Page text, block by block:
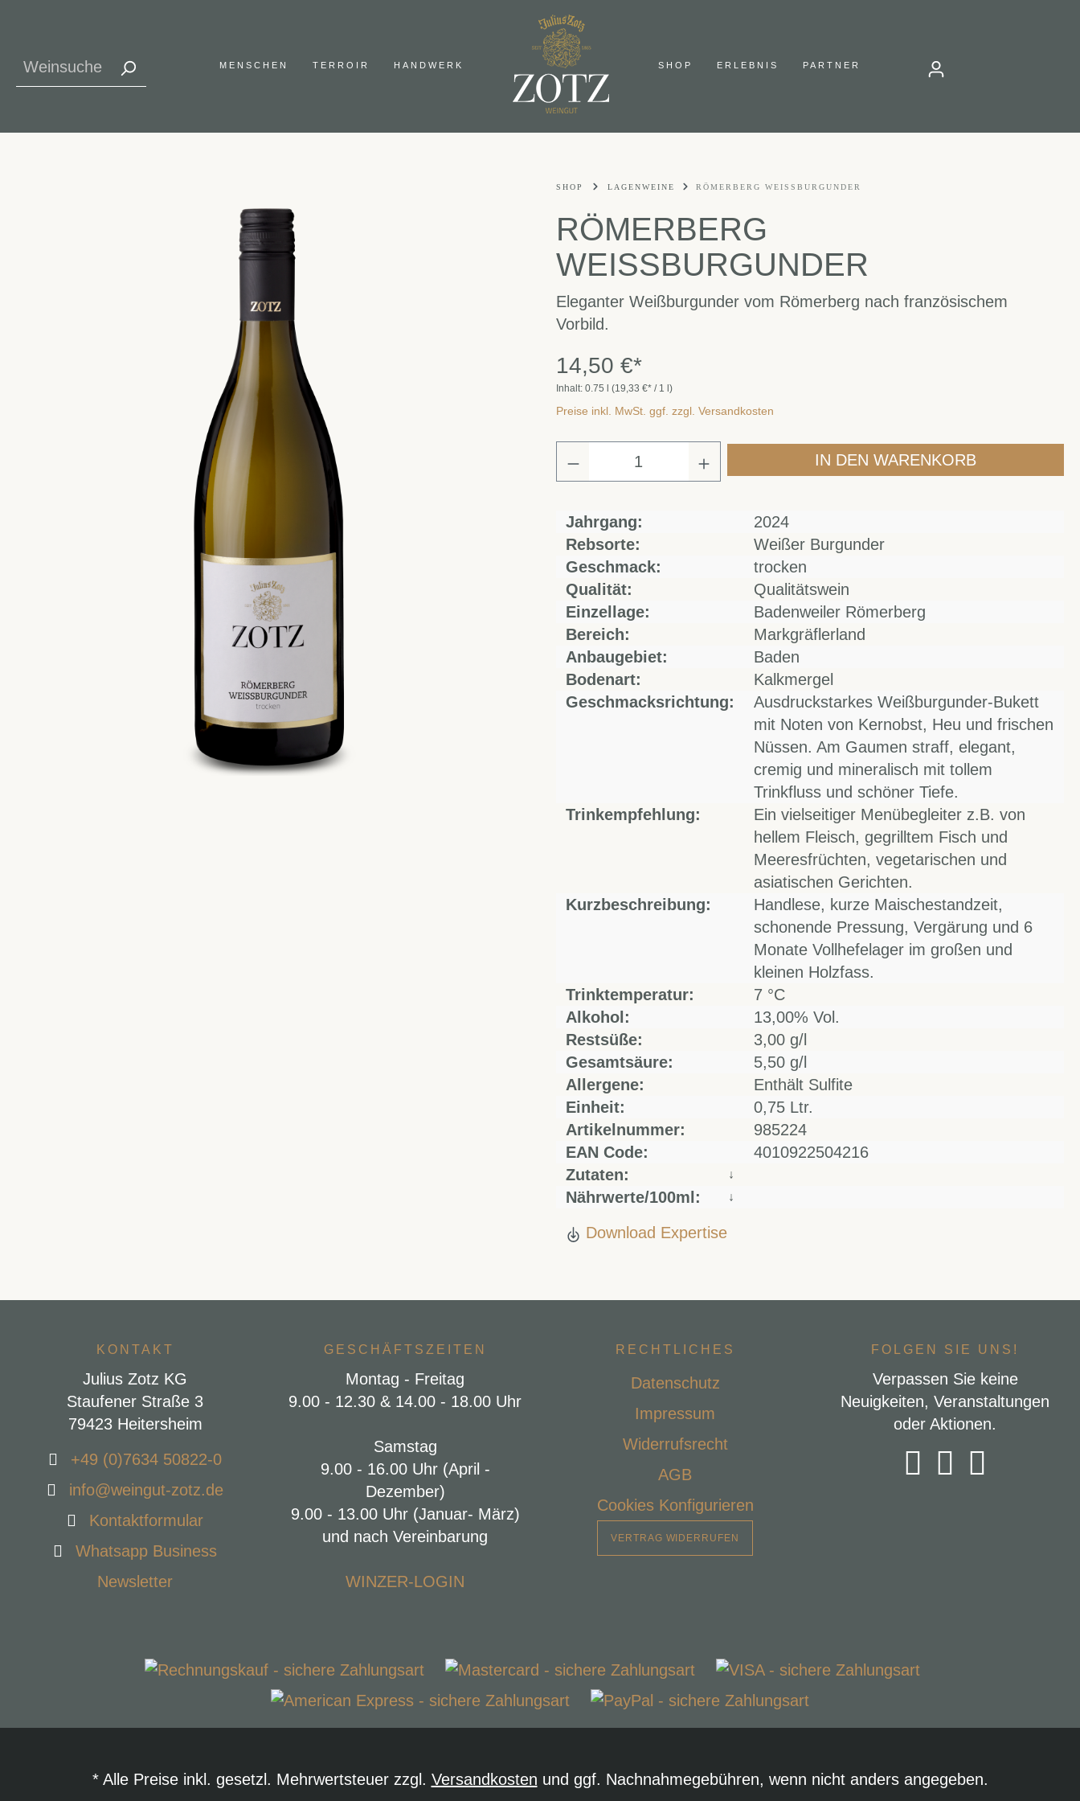
MENSCHEN TERROIR HANDWERK SHOP ERLEBNIS PARTNER
SHOP LAGENWEINE RÖMERBERG WEISSBURGUNDER
RÖMERBERG
WEISSBURGUNDER
Eleganter Weißburgunder vom Römerberg nach französischem
Vorbild.
14,50 €*
Inhalt: 0.75 l (19,33 €* / 1 l)
Preise inkl. MwSt. ggf. zzgl. Versandkosten
IN DEN WARENKORB
Jahrgang:
2024
Rebsorte:
Weißer Burgunder
Geschmack:
trocken
Qualität:
Qualitätswein
Einzellage:
Badenweiler Römerberg
Bereich:
Markgräflerland
Anbaugebiet:
Baden
Bodenart:
Kalkmergel
Geschmacksrichtung:
Ausdruckstarkes Weißburgunder-Bukett
mit Noten von Kernobst, Heu und frischen
Nüssen. Am Gaumen straff, elegant,
cremig und mineralisch mit tollem
Trinkfluss und schöner Tiefe.
Trinkempfehlung:
Ein vielseitiger Menübegleiter z.B. von
hellem Fleisch, gegrilltem Fisch und
Meeresfrüchten, vegetarischen und
asiatischen Gerichten.
Kurzbeschreibung:
Handlese, kurze Maischestandzeit,
schonende Pressung, Vergärung und 6
Monate Vollhefelager im großen und
kleinen Holzfass.
Trinktemperatur:
7 °C
Alkohol:
13,00% Vol.
Restsüße:
3,00 g/l
Gesamtsäure:
5,50 g/l
Allergene:
Enthält Sulfite
Einheit:
0,75 Ltr.
Artikelnummer:
985224
EAN Code:
4010922504216
Zutaten:
↓
Nährwerte/100ml: ↓
Download Expertise
KONTAKT
Julius Zotz KG
Staufener Straße 3
79423 Heitersheim
+49 (0)7634 50822-0
info@weingut-zotz.de
Kontaktformular
Whatsapp Business
Newsletter
GESCHÄFTSZEITEN
Montag - Freitag
9.00 - 12.30 & 14.00 - 18.00 Uhr
Samstag
9.00 - 16.00 Uhr (April -
Dezember)
9.00 - 13.00 Uhr (Januar- März)
und nach Vereinbarung
WINZER-LOGIN
RECHTLICHES
Datenschutz
Impressum
Widerrufsrecht
AGB
Cookies Konfigurieren
VERTRAG WIDERRUFEN
FOLGEN SIE UNS!
Verpassen Sie keine
Neuigkeiten, Veranstaltungen
oder Aktionen.
* Alle Preise inkl. gesetzl. Mehrwertsteuer zzgl. Versandkosten und ggf. Nachnahmegebühren, wenn nicht anders angegeben.